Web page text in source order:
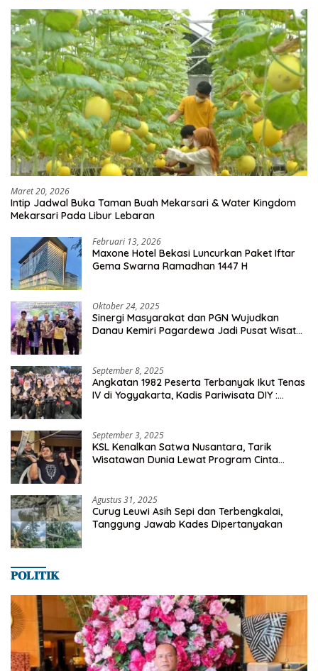
Maret 20, 2026
Intip Jadwal Buka Taman Buah Mekarsari & Water Kingdom
Mekarsari Pada Libur Lebaran
Februari 13, 2026
Maxone Hotel Bekasi Luncurkan Paket Iftar
Gema Swarna Ramadhan 1447 H
Oktober 24, 2025
Sinergi Masyarakat dan PGN Wujudkan
Danau Kemiri Pagardewa Jadi Pusat Wisata
September 8, 2025
Angkatan 1982 Peserta Terbanyak Ikut Tenas
IV di Yogyakarta, Kadis Pariwisata DIY :
September 3, 2025
KSL Kenalkan Satwa Nusantara, Tarik
Wisatawan Dunia Lewat Program Cinta
Agustus 31, 2025
Curug Leuwi Asih Sepi dan Terbengkalai,
Tanggung Jawab Kades Dipertanyakan
𝐏𝐎𝐋𝐈𝐓𝐈𝐊